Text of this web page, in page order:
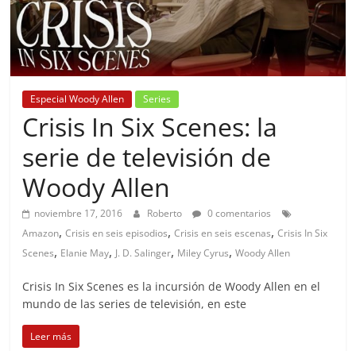
Especial Woody Allen Series
Crisis In Six Scenes: la
serie de televisión de
Woody Allen
noviembre 17, 2016 Roberto
0 comentarios
Amazon,Crisis en seis episodios,Crisis en seis escenas,Crisis In Six
Scenes, Elanie May, J. D. Salinger, Miley Cyrus,Woody Allen
Crisis In Six Scenes es la incursión de Woody Allen en el
mundo de las series de televisión, en este
Leer más